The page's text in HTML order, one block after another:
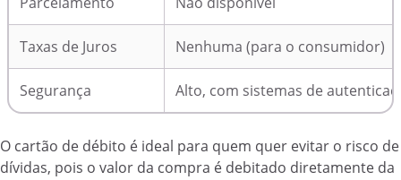
Taxas de Juros Nenhuma (para o consumidor)
Segurança Alto, com sistemas de
O cartão de débito é ideal para quem quer evitar o risco de
dívidas, pois o valor da compra é debitado diretamente da